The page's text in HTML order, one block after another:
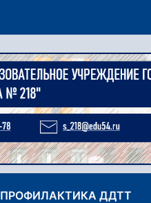
ПРОФИЛАКТИКА ДДТТ